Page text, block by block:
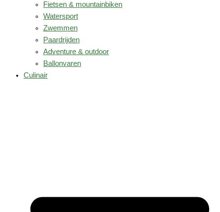
Fietsen & mountainbiken
Watersport
Zwemmen
Paardrijden
Adventure & outdoor
Ballonvaren
Culinair